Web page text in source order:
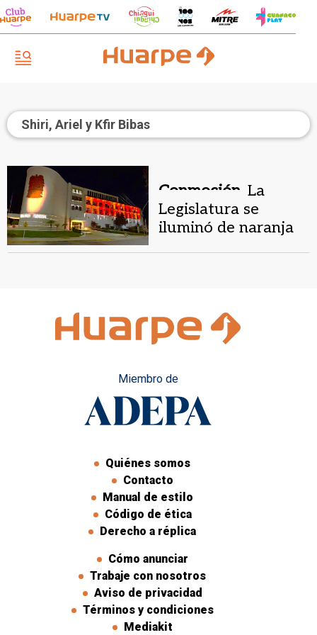
Shiri, Ariel y Kfir Bibas
Conmoción. La
Legislatura se
iluminó de naranja
Miembro de
Quiénes somos
Contacto
Manual de estilo
Código de ética
Derecho a réplica
Cómo anunciar
Trabaje con nosotros
Aviso de privacidad
Términos y condiciones
Mediakit